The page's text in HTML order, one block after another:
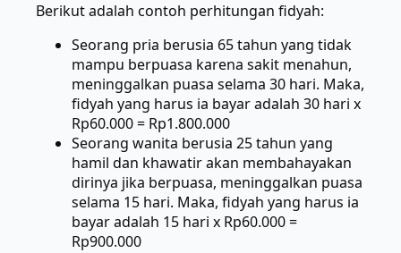
Berikut adalah contoh perhitungan fidyah:
Seorang pria berusia 65 tahun yang tidak
mampu berpuasa karena sakit menahun,
meninggalkan puasa selama 30 hari. Maka,
fidyah yang harus ia bayar adalah 30 hari x
Rp60.000 = Rp1.800.000
Seorang wanita berusia 25 tahun yang
hamil dan khawatir akan membahayakan
dirinya jika berpuasa, meninggalkan puasa
selama 15 hari. Maka, fidyah yang harus ia
bayar adalah 15 hari x Rp60.000 =
Rp900.000